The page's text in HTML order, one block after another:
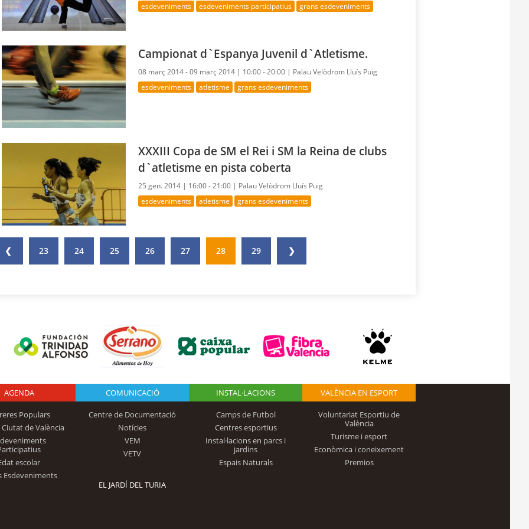
esdeveniments esdeveniments participatius grans esdeveniments
Campionat d`Espanya Juvenil d`Atletisme.
08 març 2014 - 09 març 2014 | 10:00 - 20:00 | Palau Velòdrom Lluís Puig
esdeveniments atletisme grans esdeveniments
XXXIII Copa de SM el Rei i SM la Reina de clubs
d`atletisme en pista coberta
25 gen. 2014 | 16:00 - 21:00 | Palau Velòdrom Lluís Puig
esdeveniments atletisme grans esdeveniments
❮ 23 24 25 26 27 28 29 ❯
Logo Fundación
Trinidad Alfonso
AGENDA
Populars
de València
escolar
Esdeveniments
COMUNICACIÓ
Centre de Documentació
Notícies
VEM
VETV
INSTAL·LACIONS
Camps de Futbol
Centres esportius
Instal·lacions en parcs i
jardins
Espais Naturals
VALÈNCIA EN ESPORT
Voluntariat Esportiu de
València
Turisme i esport
Econòmica i coneixement
Premios
EL JARDÍ DEL TURIA